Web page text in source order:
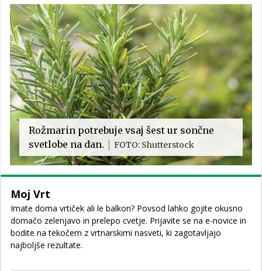
Rožmarin potrebuje vsaj šest ur sončne
svetlobe na dan.
FOTO: Shutterstock
Moj Vrt
Imate doma vrtiček ali le balkon? Povsod lahko gojite okusno
domačo zelenjavo in prelepo cvetje. Prijavite se na e-novice in
bodite na tekočem z vrtnarskimi nasveti, ki zagotavljajo
najboljše rezultate.